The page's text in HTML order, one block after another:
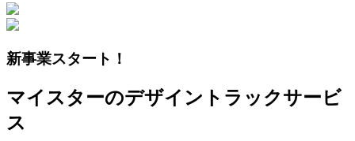
新事業スタート！
マイスターのデザイントラックサービ
ス